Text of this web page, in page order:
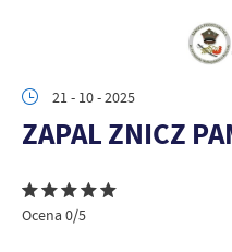
21 - 10 - 2025
ZAPAL ZNICZ
Ocena 0/5